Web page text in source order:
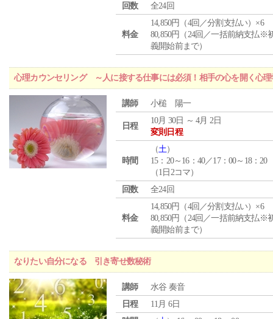
回数
全24回
料金
14,850円（4回／分割支払い）×6
80,850円（24回／一括前納支払※
義開始前まで）
心理カウンセリング ～人に接する仕事には必須！相手の心を開く心理
講師 小槌 陽一
日程
10月 30日 ～ 4月 2日
変則日程
時間
（土）
15：20～16：40／17：00～18：20
（1日2コマ）
回数
全24回
料金
14,850円（4回／分割支払い）×6
80,850円（24回／一括前納支払※
義開始前まで）
なりたい自分になる 引き寄せ数秘術
講師
水谷 奏音
日程
11月 6日